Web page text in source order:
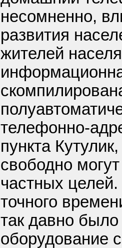
несомненно,
развития
жителей
телефонно-
пункта
свободно
частных
точного
так давно
оборудование